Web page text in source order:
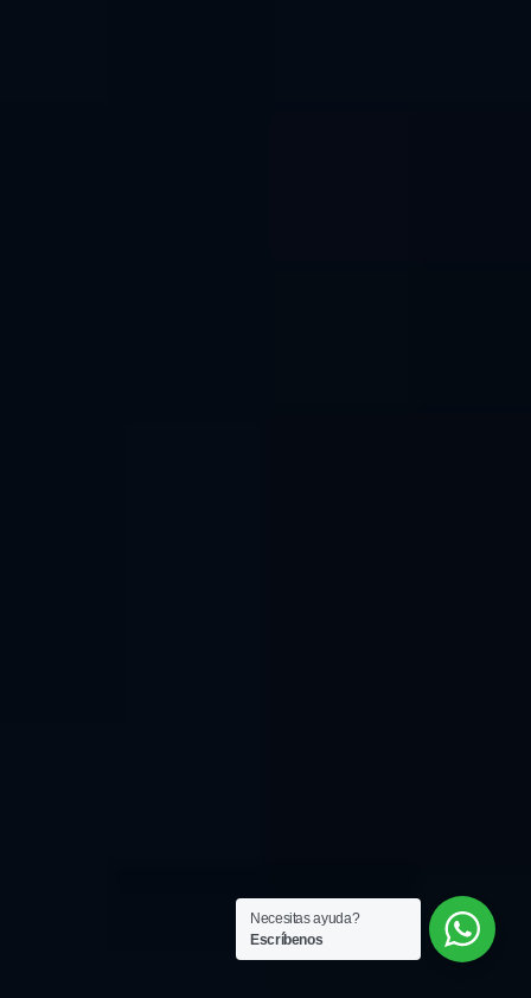
Necesitas ayuda?
Escríbenos